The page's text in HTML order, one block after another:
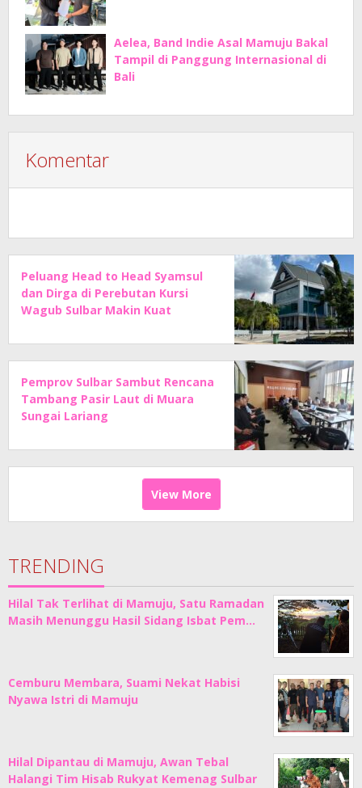
Aelea, Band Indie Asal Mamuju Bakal
Tampil di Panggung Internasional di
Bali
Komentar
Peluang Head to Head Syamsul
dan Dirga di Perebutan Kursi
Wagub Sulbar Makin Kuat
Pemprov Sulbar Sambut Rencana
Tambang Pasir Laut di Muara
Sungai Lariang
View More
TRENDING
Hilal Tak Terlihat di Mamuju, Satu Ramadan
Masih Menunggu Hasil Sidang Isbat Pem…
Cemburu Membara, Suami Nekat Habisi
Nyawa Istri di Mamuju
Hilal Dipantau di Mamuju, Awan Tebal
Halangi Tim Hisab Rukyat Kemenag Sulbar